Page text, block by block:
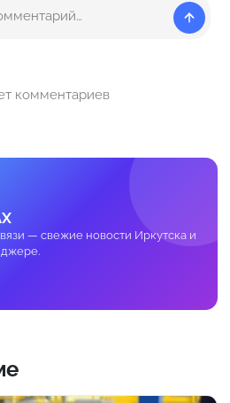
комментариев
— свежие новости Иркутска и